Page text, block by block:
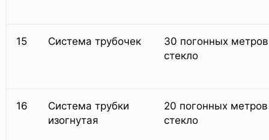
15 Система трубочек
30 погонных
стекло
16
Система трубки
изогнутая
20 погонных
стекло